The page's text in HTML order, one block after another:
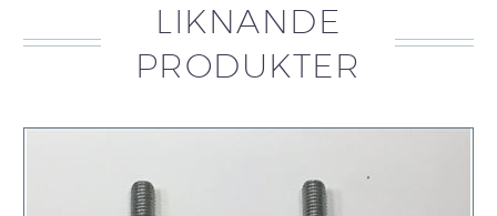
LIKNANDE
PRODUKTER